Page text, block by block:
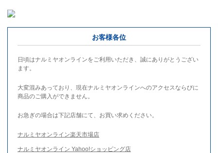
お客様各位
日頃はナルミヤオンラインをご利用いただき、誠にありがとうござい
ます。
大変混みあっており、現在ナルミヤオンラインへのアクセスならびに
商品のご購入ができません。
お急ぎの場合は下記店舗にて、お買い求めください。
ナルミヤオンライン楽天市場店
ナルミヤオンライン Yahoo!ショッピング店